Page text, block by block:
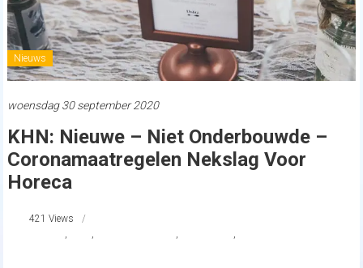
Nieuws
woensdag 30 september 2020
KHN: Nieuwe – Niet Onderbouwde –
Coronamaatregelen Nekslag Voor
Horeca
421 Views
, , , ,